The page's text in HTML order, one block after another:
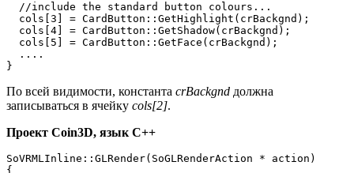
  //include the standard button colours...
  cols[3] = CardButton::GetHighlight(crBackgnd);
  cols[4] = CardButton::GetShadow(crBackgnd);
  cols[5] = CardButton::GetFace(crBackgnd);
  ....
}
По всей видимости, константа crBackgnd должна
записываться в ячейку cols[2].
Проект Coin3D, язык C++
SoVRMLInline::GLRender(SoGLRenderAction * action)
{